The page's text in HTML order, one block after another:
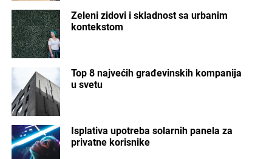
Zeleni zidovi i skladnost sa urbanim
kontekstom
Top 8 najvećih građevinskih kompanija
u svetu
Isplativa upotreba solarnih panela za
privatne korisnike